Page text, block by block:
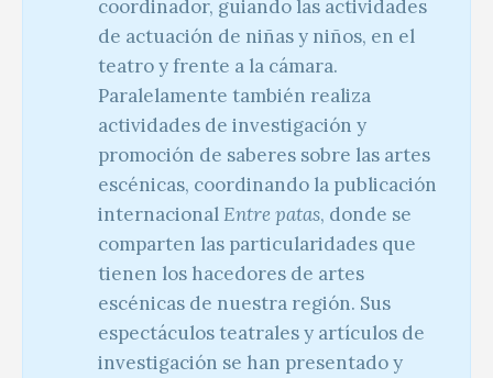
coordinador, guiando las actividades
de actuación de niñas y niños, en el
teatro y frente a la cámara.
Paralelamente también realiza
actividades de investigación y
promoción de saberes sobre las artes
escénicas, coordinando la publicación
internacionalEntre patas, donde se
comparten las particularidades que
tienen los hacedores de artes
escénicas de nuestra región. Sus
espectáculos teatrales y artículos de
investigación se han presentado y